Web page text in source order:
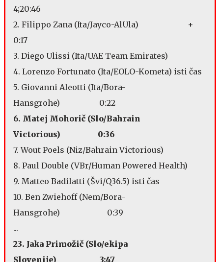
4;20:46
2. Filippo Zana (Ita/Jayco-AlUla) +
0:17
3. Diego Ulissi (Ita/UAE Team Emirates)
4. Lorenzo Fortunato (Ita/EOLO-Kometa) isti čas
5. Giovanni Aleotti (Ita/Bora-
Hansgrohe) 0:22
6. Matej Mohorič (Slo/Bahrain
Victorious) 0:36
7. Wout Poels (Niz/Bahrain Victorious)
8. Paul Double (VBr/Human Powered Health)
9. Matteo Badilatti (Švi/Q36.5) isti čas
10. Ben Zwiehoff (Nem/Bora-
Hansgrohe) 0:39
...
23. Jaka Primožič (Slo/ekipa
Slovenije) 3:47